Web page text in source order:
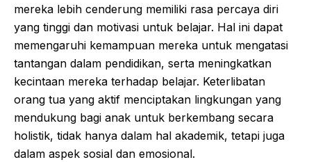
mereka lebih cenderung memiliki rasa percaya diri
yang tinggi dan motivasi untuk belajar. Hal ini dapat
memengaruhi kemampuan mereka untuk mengatasi
tantangan dalam pendidikan, serta meningkatkan
kecintaan mereka terhadap belajar. Keterlibatan
orang tua yang aktif menciptakan lingkungan yang
mendukung bagi anak untuk berkembang secara
holistik, tidak hanya dalam hal akademik, tetapi juga
dalam aspek sosial dan emosional.